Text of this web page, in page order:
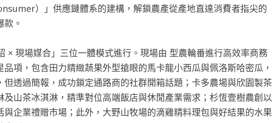
）」供應鏈體系的建構，解鎖農產從產地直達消費者指尖的
。
× 現場媒合」三位一體模式進行。現場由 型農輪番進行高效率商務
項，包含田力精緻蔬果外型搶眼的馬卡龍小西瓜與佩洛斯哈密瓜，
透過簡報，成功鎖定通路商的社群開箱話題；卡多農場與欣園製茶
山茶冰淇淋，精準對位高端飯店與休閒產業需求；杉恆壹樹農創以
企業禮贈市場；此外，大野山牧場的滴雞精料理包與好結果的水果